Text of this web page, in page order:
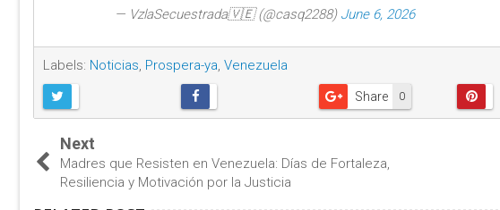
— VzlaSecuestrada🇻🇪 (@casq2288) June 6, 2026
Labels: Noticias Prospera-ya Venezuela
0
Share
Next
Madres que Resisten en Venezuela: Días de Fortaleza,
Resiliencia y Motivación por la Justicia